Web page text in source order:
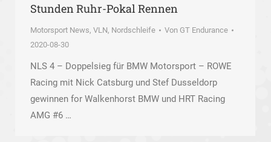
Stunden Ruhr-Pokal Rennen
Motorsport News, VLN, Nordschleife Von GT Endurance
2020-08-30
NLS 4 – Doppelsieg für BMW Motorsport – ROWE
Racing mit Nick Catsburg und Stef Dusseldorp
gewinnen for Walkenhorst BMW und HRT Racing
AMG #6 …